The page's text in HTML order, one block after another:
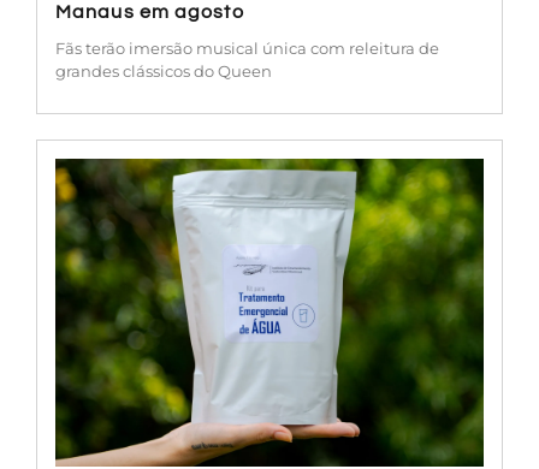
Manaus em agosto
Fãs terão imersão musical única com releitura de
grandes clássicos do Queen